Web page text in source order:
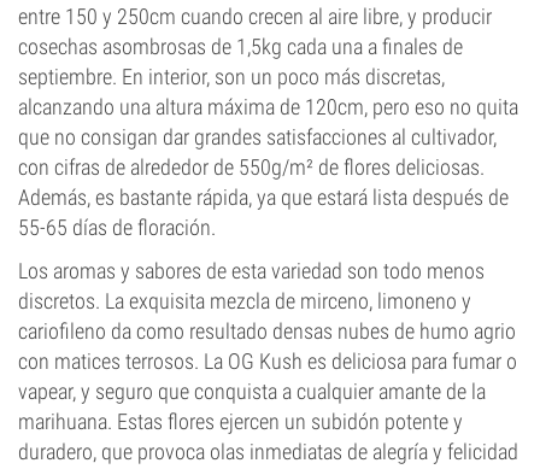
entre 150 y 250cm cuando crecen al aire libre, y producir
cosechas asombrosas de 1,5kg cada una a finales de
septiembre. En interior, son un poco más discretas,
alcanzando una altura máxima de 120cm, pero eso no quita
que no consigan dar grandes satisfacciones al cultivador,
con cifras de alrededor de 550g/m² de flores deliciosas.
Además, es bastante rápida, ya que estará lista después de
55-65 días de floración.
Los aromas y sabores de esta variedad son todo menos
discretos. La exquisita mezcla de mirceno, limoneno y
cariofileno da como resultado densas nubes de humo agrio
con matices terrosos. La OG Kush es deliciosa para fumar o
vapear, y seguro que conquista a cualquier amante de la
marihuana. Estas flores ejercen un subidón potente y
duradero, que provoca olas inmediatas de alegría y felicidad